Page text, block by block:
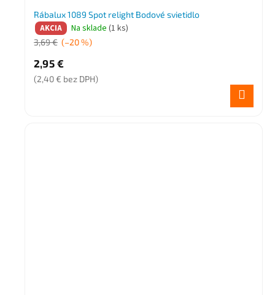
Rábalux 1089 Spot relight Bodové svietidlo
AKCIA Na sklade (1 ks)
3,69 € (–20 %)
2,95 €
(2,40 € bez DPH)